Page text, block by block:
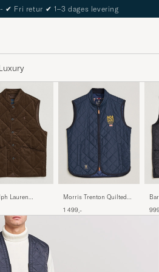
of Carl Passport
Lauren
Morris Trenton Quilted
1 499,-